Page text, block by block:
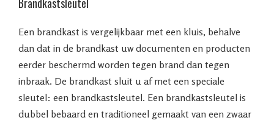
Een brandkast is vergelijkbaar met een kluis, behalve
dan dat in de brandkast uw documenten en producten
eerder beschermd worden tegen brand dan tegen
inbraak. De brandkast sluit u af met een speciale
sleutel: een brandkastsleutel. Een brandkastsleutel is
dubbel bebaard en traditioneel gemaakt van een zwaar